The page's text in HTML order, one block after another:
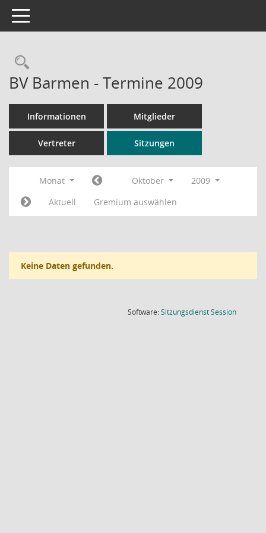
Toggle navigation
Rechercheauswahl
BV Barmen - Termine 2009
Informationen Mitglieder
Vertreter Sitzungen
Monat Oktober
2009
Aktuell
Gremium auswählen
Keine Daten gefunden.
Software:SitzungsdienstSession(Wird in